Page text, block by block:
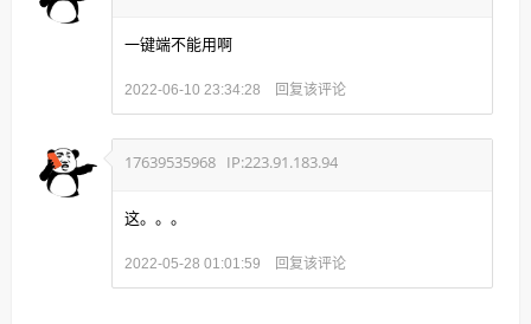
一键端不能用啊
2022-06-10 23:34:28 回复该评论
17639535968 IP:223.91.183.94
这。。。
2022-05-28 01:01:59 回复该评论